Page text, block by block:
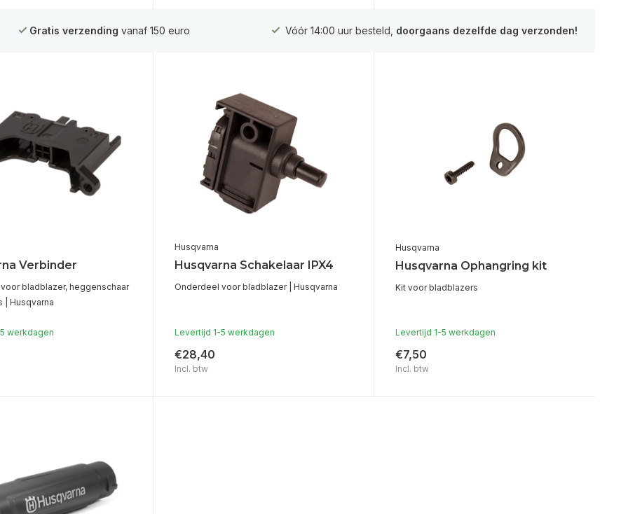
Gratis verzending vanaf 150 euro Vóór 14:00 uur besteld, doorgaans dezelfde dag verzonden!
Verbinder
bladblazer, heggenschaar
| Husqvarna
werkdagen
Husqvarna
Husqvarna Schakelaar IPX4
Onderdeel voor bladblazer | Husqvarna
Levertijd 1-5 werkdagen
€28,40
Incl. btw
Husqvarna
Husqvarna Ophangring kit
Kit voor bladblazers
Levertijd 1-5 werkdagen
€7,50
Incl. btw